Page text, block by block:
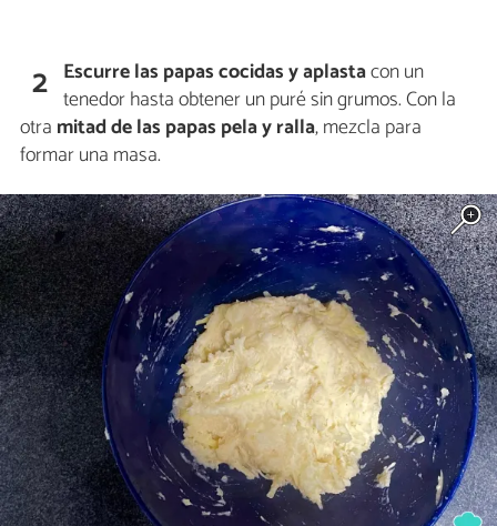
2 Escurre las papas cocidas y aplastacon un
tenedor hasta obtener un puré sin grumos. Con la
otra mitad de las papas pela y ralla, mezcla para
formar una masa.